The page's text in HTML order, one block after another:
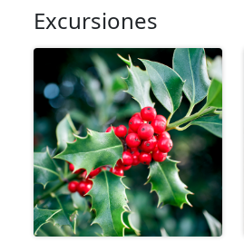
Excursiones